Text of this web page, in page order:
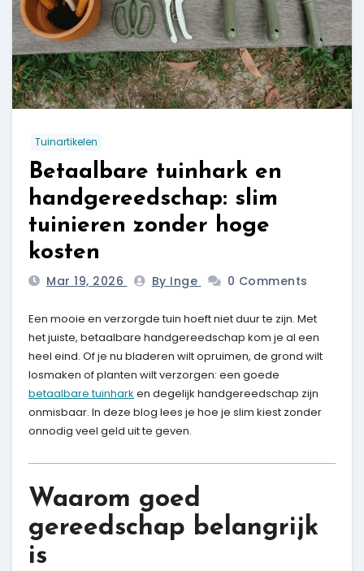
Tuinartikelen
Betaalbare tuinhark en
handgereedschap: slim
tuinieren zonder hoge
kosten
Mar 19, 2026 By Inge 0 Comments
Een mooie en verzorgde tuin hoeft niet duur te zijn. Met
het juiste, betaalbare handgereedschap kom je al een
heel eind. Of je nu bladeren wilt opruimen, de grond wilt
losmaken of planten wilt verzorgen: een goede
betaalbare tuinhark en degelijk handgereedschap zijn
onmisbaar. In deze blog lees je hoe je slim kiest zonder
onnodig veel geld uit te geven.
Waarom goed
gereedschap belangrijk
is